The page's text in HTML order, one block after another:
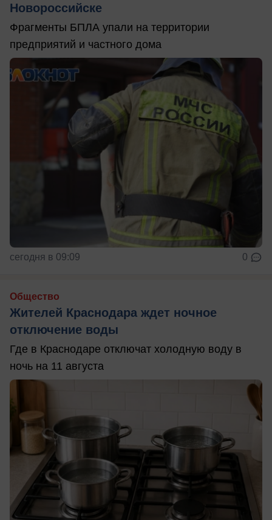
Новороссийске
Фрагменты БПЛА упали на территории
предприятий и частного дома
сегодня в 09:09 0
Общество
Жителей Краснодара ждет ночное
отключение воды
Где в Краснодаре отключат холодную воду в
ночь на 11 августа